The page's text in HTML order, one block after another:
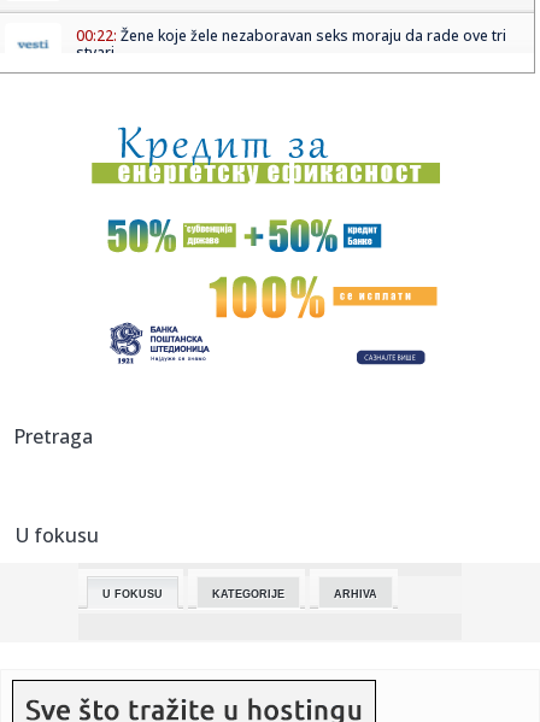
00:22: Žene koje žele nezaboravan seks moraju da rade ove tri
stvari
00:15:Drama na plaži u Italiji! Doktorka iz Beograda pritrčala
turist...
00:02:Na današnji dan, 6. avgust
Tri medalje za Srbiju na EP
23:47:KIKS PANATINAIKOSA UPRKOS OGROMNIM ULAGANJIMA:
sam iz...
23:35:
23:35:
Crveni alarm u Evropi: Rekordi padaju, reke presušuju,
Pretraga
U fokusu
U FOKUSU KATEGORIJE ARHIVA